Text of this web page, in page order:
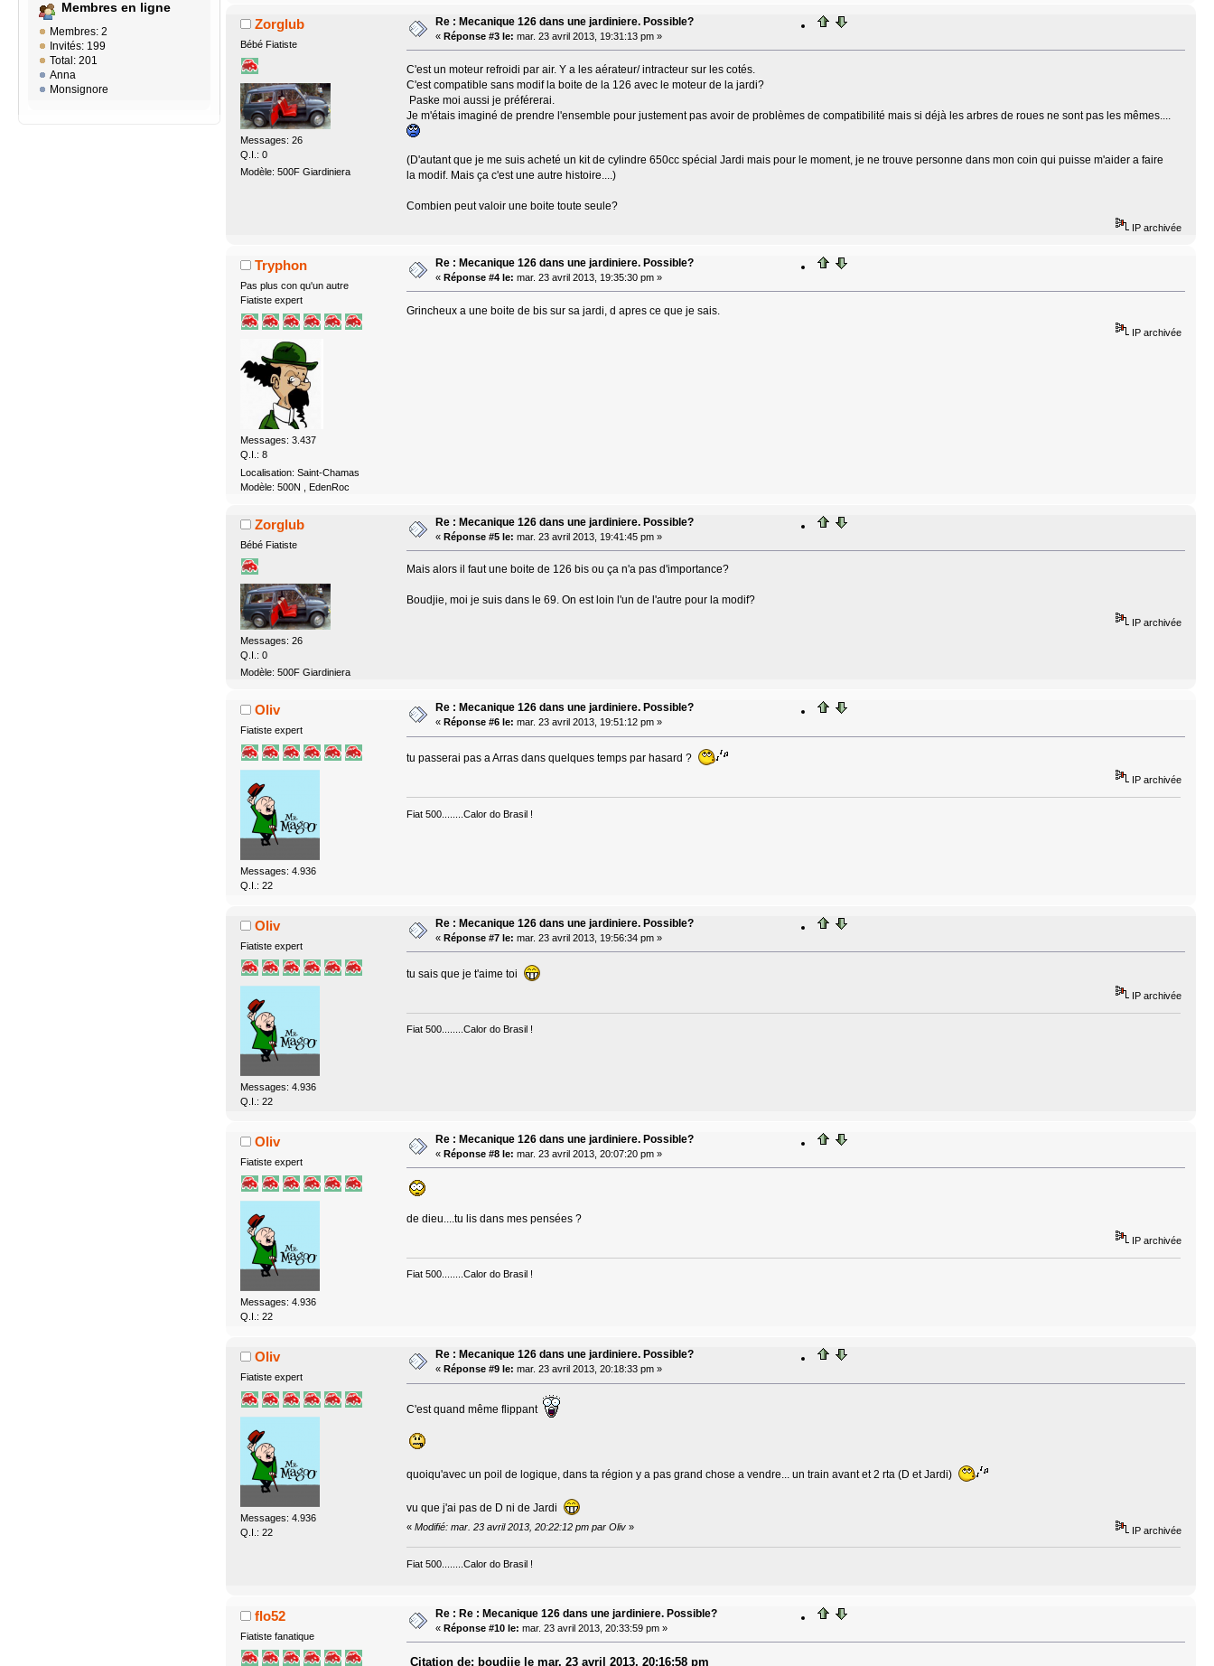
Membres en ligne
Membres: 2
Invités: 199
Total: 201
Anna
Monsignore
Zorglub
Bébé Fiatiste
Messages: 26
Q.I.: 0
Modèle: 500F Giardiniera
Re : Mecanique 126 dans une jardiniere. Possible?
« Réponse #3 le: mar. 23 avril 2013, 19:31:13 pm »
C'est un moteur refroidi par air. Y a les aérateur/ intracteur sur les cotés.
C'est compatible sans modif la boite de la 126 avec le moteur de la jardi?
Paske moi aussi je préférerai.
Je m'étais imaginé de prendre l'ensemble pour justement pas avoir de problèmes de compatibilité mais si déjà les arbres de roues ne sont pas les mêmes....
(D'autant que je me suis acheté un kit de cylindre 650cc spécial Jardi mais pour le moment, je ne trouve personne dans mon coin qui puisse m'aider a faire
la modif. Mais ça c'est une autre histoire....)
Combien peut valoir une boite toute seule?
IP archivée
Tryphon
Pas plus con qu'un autre
Fiatiste expert
Messages: 3.437
Q.I.: 8
Localisation: Saint-Chamas
Modèle: 500N , EdenRoc
Re : Mecanique 126 dans une jardiniere. Possible?
« Réponse #4 le: mar. 23 avril 2013, 19:35:30 pm »
Grincheux a une boite de bis sur sa jardi, d apres ce que je sais.
IP archivée
Zorglub
Bébé Fiatiste
Messages: 26
Q.I.: 0
Modèle: 500F Giardiniera
Re : Mecanique 126 dans une jardiniere. Possible?
« Réponse #5 le: mar. 23 avril 2013, 19:41:45 pm »
Mais alors il faut une boite de 126 bis ou ça n'a pas d'importance?
Boudjie, moi je suis dans le 69. On est loin l'un de l'autre pour la modif?
IP archivée
Oliv
Fiatiste expert
Messages: 4.936
Q.I.: 22
Re : Mecanique 126 dans une jardiniere. Possible?
« Réponse #6 le: mar. 23 avril 2013, 19:51:12 pm »
tu passerai pas a Arras dans quelques temps par hasard ?
IP archivée
Fiat 500........Calor do Brasil !
Oliv
Fiatiste expert
Messages: 4.936
Q.I.: 22
Re : Mecanique 126 dans une jardiniere. Possible?
« Réponse #7 le: mar. 23 avril 2013, 19:56:34 pm »
tu sais que je t'aime toi
IP archivée
Fiat 500........Calor do Brasil !
Oliv
Fiatiste expert
Messages: 4.936
Q.I.: 22
Re : Mecanique 126 dans une jardiniere. Possible?
« Réponse #8 le: mar. 23 avril 2013, 20:07:20 pm »
de dieu....tu lis dans mes pensées ?
IP archivée
Fiat 500........Calor do Brasil !
Oliv
Fiatiste expert
Messages: 4.936
Q.I.: 22
Re : Mecanique 126 dans une jardiniere. Possible?
« Réponse #9 le: mar. 23 avril 2013, 20:18:33 pm »
C'est quand même flippant
quoiqu'avec un poil de logique, dans ta région y a pas grand chose a vendre... un train avant et 2 rta (D et Jardi)
vu que j'ai pas de D ni de Jardi
« Modifié: mar. 23 avril 2013, 20:22:12 pm par Oliv» IP archivée
Fiat 500........Calor do Brasil !
flo52
Fiatiste fanatique
Re : Re : Mecanique 126 dans une jardiniere. Possible?
« Réponse #10 le: mar. 23 avril 2013, 20:33:59 pm »
Citation de: boudjie le mar. 23 avril 2013, 20:16:58 pm